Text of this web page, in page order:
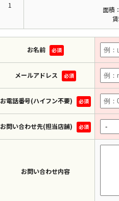
1
面積
お名前 必須
メールアドレス 必須
お電話番号(ハイフン不要) 必須
お問い合わせ先(担当店舗) 必須
お問い合わせ内容